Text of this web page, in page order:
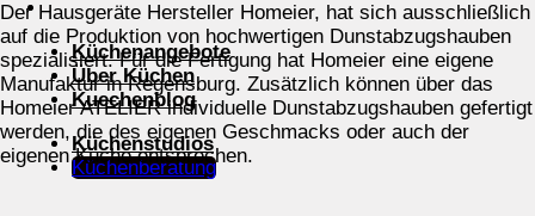
Küchenangebote
Über Küchen
Kuechenblog
Küchenstudios
Küchenberatung
Der Hausgeräte Hersteller Homeier, hat sich ausschließlich
auf die Produktion von hochwertigen Dunstabzugshauben
spezialisiert. Für die Fertigung hat Homeier eine eigene
Manufaktur in Regensburg. Zusätzlich können über das
Homeier ATELIER individuelle Dunstabzugshauben gefertigt
werden, die des eigenen Geschmacks oder auch der
eigenen Küche entsprechen.